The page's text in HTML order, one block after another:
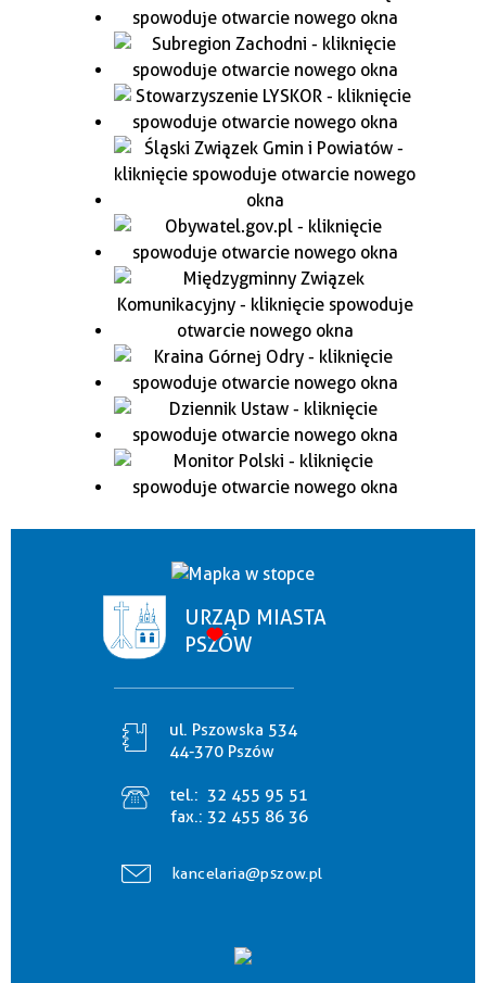
URZĄD MIASTA
PSZÓW
ul. Pszowska 534
44-370 Pszów
tel.: 32 455 95 51
fax.: 32 455 86 36
kancelaria@pszow.pl